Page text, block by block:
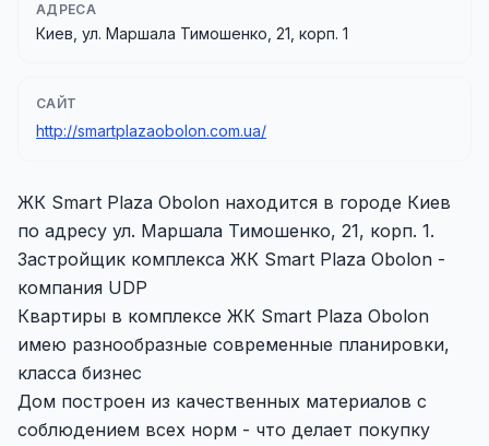
АДРЕСА
Киев, ул. Маршала Тимошенко, 21, корп. 1
САЙТ
http://smartplazaobolon.com.ua/
ЖК Smart Plaza Obolon находится в городе Киев
по адресу ул. Маршала Тимошенко, 21, корп. 1.
Застройщик комплекса ЖК Smart Plaza Obolon -
компания UDP
Квартиры в комплексе ЖК Smart Plaza Obolon
имею разнообразные современные планировки,
класса бизнес
Дом построен из качественных материалов с
соблюдением всех норм - что делает покупку